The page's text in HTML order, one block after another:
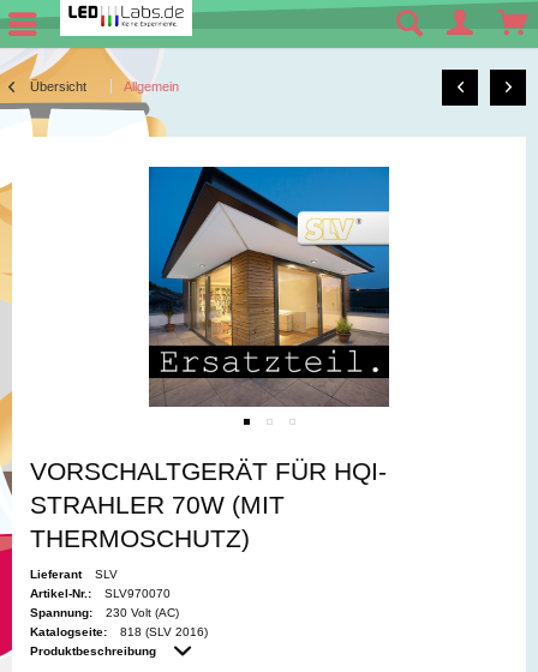
Übersicht Allgemein
VORSCHALTGERÄT FÜR HQI-
STRAHLER 70W (MIT
THERMOSCHUTZ)
Lieferant
SLV
Artikel-Nr.:
SLV970070
Spannung:
230 Volt (AC)
Katalogseite:
818 (SLV 2016)
Produktbeschreibung